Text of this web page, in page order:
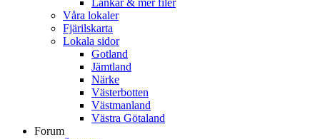
Våra lokaler
Fjärilskarta
Lokala sidor
Gotland
Jämtland
Närke
Västerbotten
Västmanland
Västra Götaland
Forum